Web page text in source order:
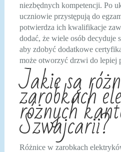
niezbędnych kompetencji. Po
uczniowie przystępują do
potwierdza ich kwalifikacje
dodać, że wiele osób decyduje
aby zdobyć dodatkowe
może otworzyć drzwi do lepiej
Jakie są
zarobkach
różnych
Szwajcarii?
Różnice w zarobkach